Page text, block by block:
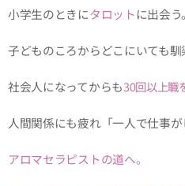
小学生のときにタロットに出会う。
子どものころからどこにいても馴
社会人になってからも30回以上職
人間関係にも疲れ「一人で仕事が
アロマセラピストの道へ。